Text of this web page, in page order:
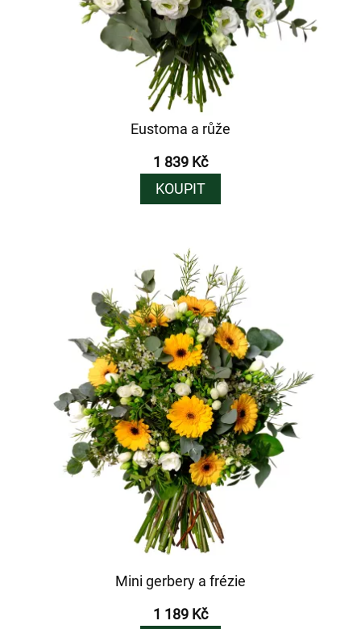
Eustoma a růže
1 839 Kč
KOUPIT
Mini gerbery a frézie
1 189 Kč